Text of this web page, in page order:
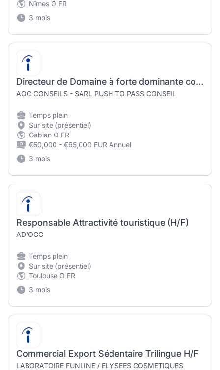
Nîmes O FR
3 mois
Directeur de Domaine à forte dominante commerciale France & Export (H/F)
AOC CONSEILS - SARL PUSH TO PASS CONSEIL
Temps plein
Sur site (présentiel)
Gabian O FR
€50,000 - €65,000 EUR Annuel
3 mois
Responsable Attractivité touristique (H/F)
AD'OCC
Temps plein
Sur site (présentiel)
Toulouse O FR
3 mois
Commercial Export Sédentaire Trilingue H/F
LABORATOIRE FUNLINE / ELYSEES COSMETIQUES